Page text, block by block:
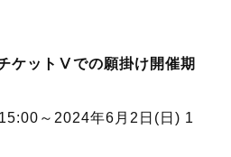
ケットⅤでの願掛け開催期
～2024年6月2日(日) 1